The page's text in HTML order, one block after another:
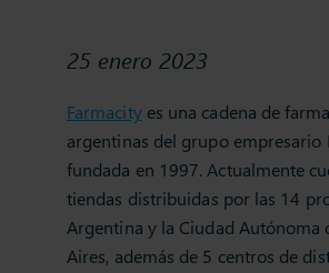
25 enero 2023
Farmacityes una cadena de
argentinas del grupo empresario
fundada en 1997. Actualmente
tiendas distribuidas por las 14
Argentina y la Ciudad Autónoma
Aires, además de 5 centros de